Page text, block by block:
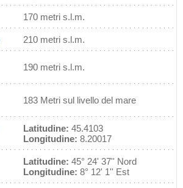
170 metri s.l.m.
210 metri s.l.m.
190 metri s.l.m.
183 Metri sul livello del mare
Latitudine: 45.4103
Longitudine: 8.20017
Latitudine: 45° 24' 37'' Nord
Longitudine: 8° 12' 1'' Est